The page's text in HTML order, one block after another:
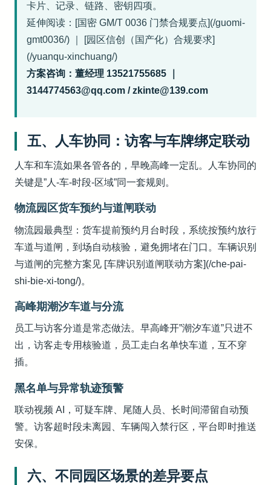
卡片、记录、链路、密钥四项。
延伸阅读：[国密 GM/T 0036 门禁合规要点](/guomi-
gmt0036/) ｜ [园区信创（国产化）合规要求]
(/yuanqu-xinchuang/)
方案咨询：董经理 13521755685 ｜
3144774563@qq.com / zkinte@139.com
五、人车协同：访客与车牌绑定联动
人车和车流如果各管各的，早晚高峰一定乱。人车协同的
关键是”人-车-时段-区域”同一套规则。
物流园区货车预约与道闸联动
物流园最典型：货车提前预约月台时段，系统按预约放行
车道与道闸，到场自动核验，避免拥堵在门口。车辆识别
与道闸的完整方案见 [车牌识别道闸联动方案](/che-pai-
shi-bie-xi-tong/)。
高峰期潮汐车道与分流
员工与访客分道是常态做法。早高峰开”潮汐车道”只进不
出，访客走专用核验道，员工走白名单快车道，互不穿
插。
黑名单与异常轨迹预警
联动视频 AI，可疑车牌、尾随人员、长时间滞留自动预
警。访客超时段未离园、车辆闯入禁行区，平台即时推送
安保。
六、不同园区场景的差异要点